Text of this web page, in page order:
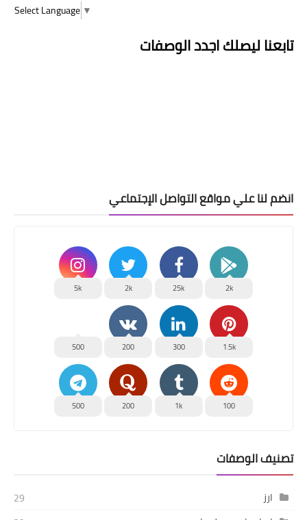
Select Language ▼
تابعنا ليصلك اجدد الوصفات
انضم لنا علي مواقع التواصل الإجتماعي
2k
25k
2k
5k
1.5k
300
200
500
100
1k
200
500
تصنيف الوصفات
ارز
29